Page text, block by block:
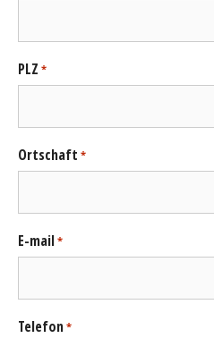
PLZ *
Ortschaft *
E-mail*
Telefon*